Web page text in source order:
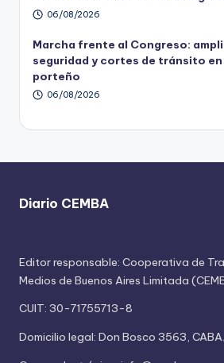
06/08/2026
Marcha frente al Congreso:
seguridad y cortes de tránsito
porteño
06/08/2026
Diario CEMBA
Editor responsable: Cooperativa de
Medios de Buenos Aires Limitada
CUIT: 30-71755713-8
Domicilio legal: Don Bosco 3563, CABA.